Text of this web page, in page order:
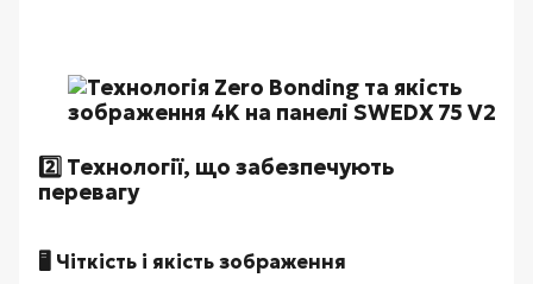
2️⃣ Технології, що забезпечують
перевагу
🖥️ Чіткість і якість зображення